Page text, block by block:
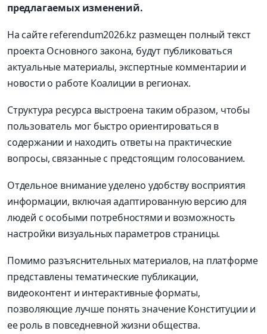
предлагаемых изменений.
На сайте referendum2026.kz размещен полный текст
проекта Основного закона, будут публиковаться
актуальные материалы, экспертные комментарии и
новости о работе Коалиции в регионах.
Структура ресурса выстроена таким образом, чтобы
пользователь мог быстро ориентироваться в
содержании и находить ответы на практические
вопросы, связанные с предстоящим голосованием.
Отдельное внимание уделено удобству восприятия
информации, включая адаптированную версию для
людей с особыми потребностями и возможность
настройки визуальных параметров страницы.
Помимо разъяснительных материалов, на платформе
представлены тематические публикации,
видеоконтент и интерактивные форматы,
позволяющие лучше понять значение Конституции и
ее роль в повседневной жизни общества.